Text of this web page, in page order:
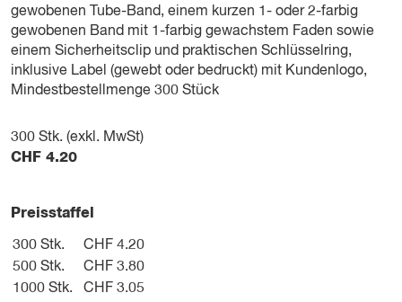
gewobenen Tube-Band, einem kurzen 1- oder 2-farbig
gewobenen Band mit 1-farbig gewachstem Faden sowie
einem Sicherheitsclip und praktischen Schlüsselring,
inklusive Label (gewebt oder bedruckt) mit Kundenlogo,
Mindestbestellmenge 300 Stück
300 Stk. (exkl. MwSt)
CHF 4.20
Preisstaffel
300 Stk.
CHF 4.20
500 Stk.
CHF 3.80
1000 Stk.
CHF 3.05